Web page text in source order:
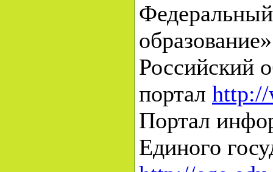
Российский
портал http://
Портал
Единого